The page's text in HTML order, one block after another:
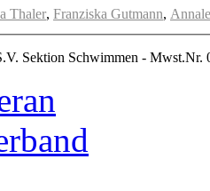
Thaler, Franziska Gutmann,
Sektion Schwimmen - Mwst.Nr.